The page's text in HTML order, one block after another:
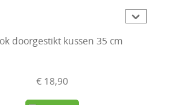
doorgestikt kussen 35 cm
€ 18,90